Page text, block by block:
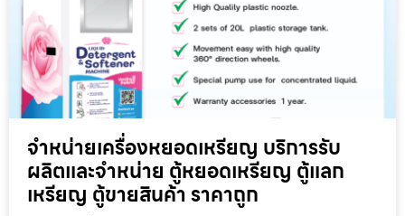
จำหน่ายเครื่องหยอดเหรียญ บริการรับ
ผลิตและจำหน่าย ตู้หยอดเหรียญ ตู้แลก
เหรียญ ตู้ขายสินค้า ราคาถูก